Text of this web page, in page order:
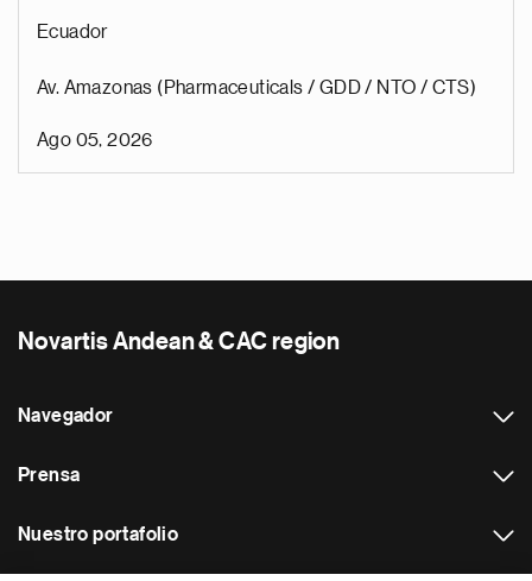
Ecuador
Av. Amazonas (Pharmaceuticals / GDD / NTO / CTS)
Ago 05, 2026
Novartis Andean & CAC region
Navegador
Prensa
Nuestro portafolio